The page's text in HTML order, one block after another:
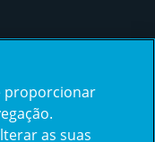
proporcionar
as suas